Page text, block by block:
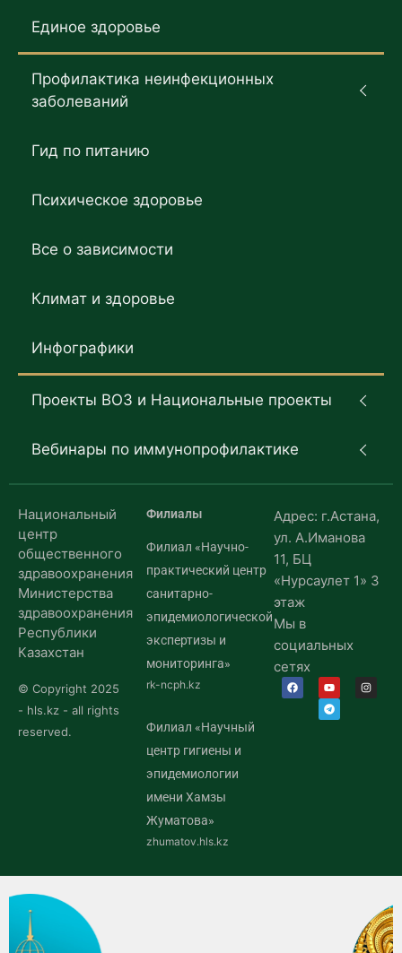
Единое здоровье
Профилактика неинфекционных
заболеваний
Гид по питанию
Психическое здоровье
Все о зависимости
Климат и здоровье
Инфографики
Проекты ВОЗ и Национальные проекты
Вебинары по иммунопрофилактике
Национальный
центр
общественного
здравоохранения
Министерства
здравоохранения
Республики
Казахстан
© Copyright 2025
- hls.kz - all rights
reserved.
Филиалы
Филиал «Научно-
практический центр
санитарно-
эпидемиологической
экспертизы и
мониторинга»
rk-ncph.kz
Филиал «Научный
центр гигиены и
эпидемиологии
имени Хамзы
Жуматова»
zhumatov.hls.kz
Адрес: г.Астана,
ул. А.Иманова
11, БЦ
«Нурсаулет 1» 3
этаж
Мы в
социальных
сетях